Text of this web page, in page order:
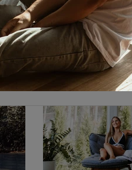
Noteikumi
kartes piedāvājumi:
kartes TOP piedāvājumus